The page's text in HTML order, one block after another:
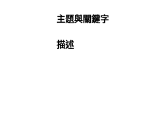
主題與關鍵字
描述